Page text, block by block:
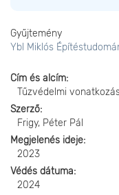
Gyűjtemény
Ybl Miklós
Cím és alcím
Tűzvédelmi
Szerző
Frigy, Péter Pál
Megjelenés ideje
2023
Védés dátuma
2024